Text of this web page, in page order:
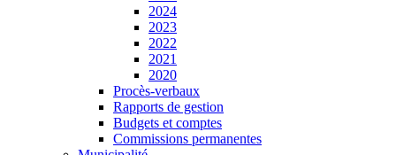
2024
2023
2022
2021
2020
Procès-verbaux
Rapports de gestion
Budgets et comptes
Commissions permanentes